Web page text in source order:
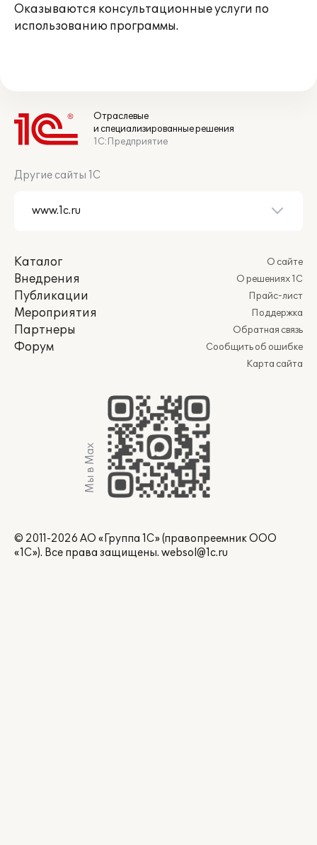
Оказываются консультационные услуги по
использованию программы.
Отраслевые
и специализированные решения
1С:Предприятие
Другие сайты 1С
Каталог
Внедрения
Публикации
Мероприятия
Партнеры
Форум
О сайте
О решениях 1С
Прайс-лист
Поддержка
Обратная связь
Сообщить об ошибке
Карта сайта
Мы в Max
© 2011-2026 АО «Группа 1С» (правопреемник ООО
«1С»). Все права защищены. websol@1c.ru